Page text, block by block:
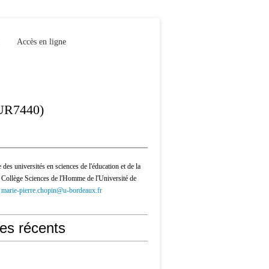
Accès en ligne
des universités en sciences de l'éducation et de la
Sciences de l'Homme de l'Université de
marie-pierre.chopin@u-bordeaux.fr
récents